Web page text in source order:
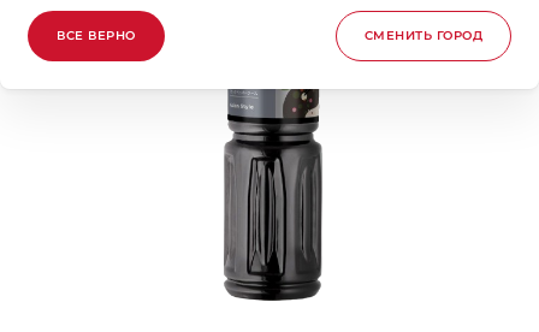
ВСЕ ВЕРНО СМЕНИТЬ ГОРОД